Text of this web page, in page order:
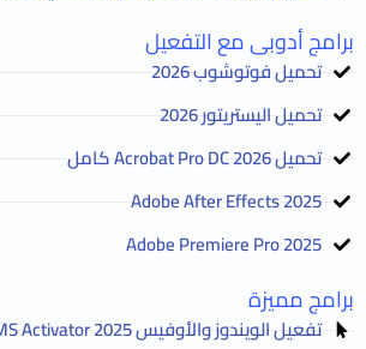
برامج أدوبى مع التفعيل
تحميل فوتوشوب 2026
تحميل اليستريتور 2026
تحميل Acrobat Pro DC 2026 كامل
Adobe After Effects 2025
Adobe Premiere Pro 2025
برامج مميزة
تفعيل الويندوز والأوفيس HEU KMS Activator 2025